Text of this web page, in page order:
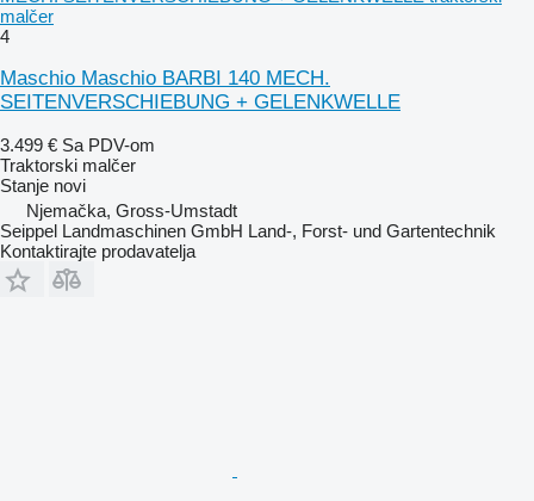
malčer
4
Maschio Maschio BARBI 140 MECH.
SEITENVERSCHIEBUNG + GELENKWELLE
3.499 € Sa PDV-om
Traktorski malčer
Stanje novi
Njemačka, Gross-Umstadt
Seippel Landmaschinen GmbH Land-, Forst- und Gartentechnik
Kontaktirajte prodavatelja